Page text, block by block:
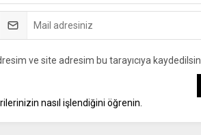
ve site adresim bu tarayıcıya kaydedilsin.
nasıl işlendiğini öğrenin.